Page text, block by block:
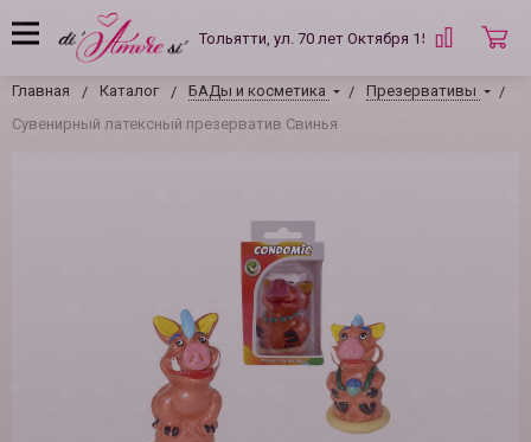
Тольятти, ул. 70 лет Октября 15 Б
Главная Каталог БАДы и косметика
Презервативы
Сувенирный латексный презерватив Свинья